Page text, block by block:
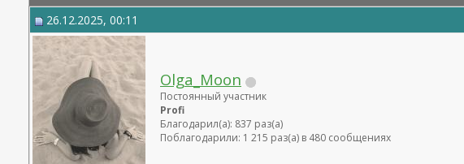
26.12.2025, 00:11
Olga_Moon
Постоянный участник
Profi
Благодарил(а): 837 раз(а)
Поблагодарили: 1 215 раз(а) в 480 сообщениях